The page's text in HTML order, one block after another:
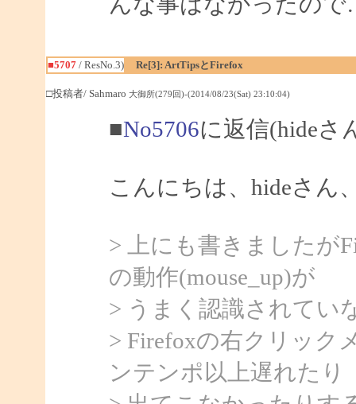
■5707/ ResNo.3) Re[3]: ArtTipsとFirefox
□投稿者/ Sahmaro 大御所(279回)-(2014/08/23(Sat) 23:10:04)
■No5706に返信(hideさ
こんにちは、hideさん
> 上にも書きましたが
の動作(mouse_up)が
> うまく認識されてい
> Firefoxの右クリック
ンテンポ以上遅れたり